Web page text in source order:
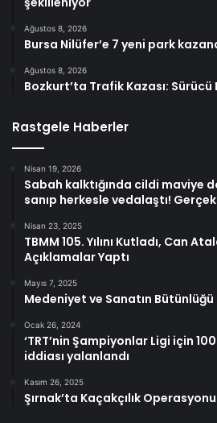
Ağustos 8, 2026
Bursa Nilüfer’e 7 yeni park
Ağustos 8, 2026
Bozkurt’ta Trafik Kazası: Sürücü
Rastgele Haberler
Nisan 19, 2026
Sabah kalktığında cildi maviye
sanıp herkesle vedalaştı!
Nisan 23, 2025
TBMM 105. Yılını Kutladı, Can
Açıklamalar Yaptı
Mayıs 7, 2025
Medeniyet ve Sanatın Bütünlüğü
Ocak 26, 2024
‘TRT’nin Şampiyonlar Ligi için
iddiası yalanlandı
Kasım 26, 2025
Şırnak’ta Kaçakçılık